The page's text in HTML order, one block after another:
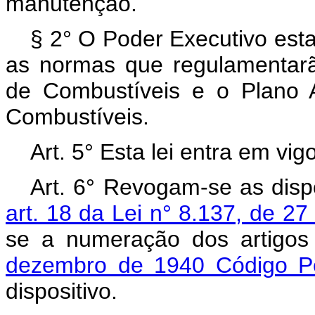
§ 2° O Poder Executivo
as normas que
de Combustíveis e o Plano
Combustíveis.
Art. 5° Esta lei entra em
Art. 6° Revogam-se as
art. 18 da Lei n° 8.137, de
se a numeração dos
dezembro de 1940 Código
dispositivo.